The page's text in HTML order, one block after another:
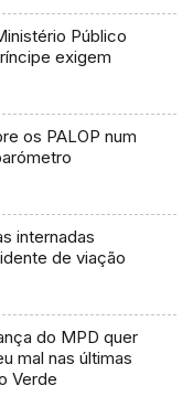
Público
exigem
os PALOP num
internadas
de viação
do MPD quer
mal nas últimas
Verde